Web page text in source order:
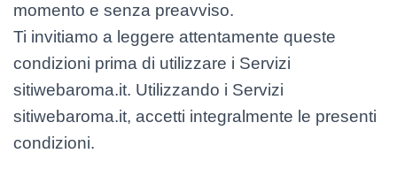
momento e senza preavviso.
Ti invitiamo a leggere attentamente queste
condizioni prima di utilizzare i Servizi
sitiwebaroma.it. Utilizzando i Servizi
sitiwebaroma.it, accetti integralmente le presenti
condizioni.